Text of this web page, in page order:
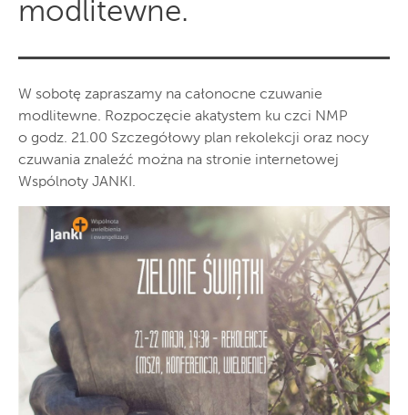
modlitewne.
W sobotę zapraszamy na całonocne czuwanie
modlitewne. Rozpoczęcie akatystem ku czci NMP
o godz. 21.00 Szczegółowy plan rekolekcji oraz nocy
czuwania znaleźć można na stronie internetowej
Wspólnoty JANKI.